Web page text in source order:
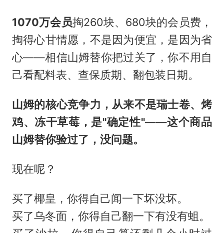
1070万会员掏260块、680块的会员费，
掏得心甘情愿，不是因为便宜，是因为省
心——相信山姆替你把过关了，你不用自
己看配料表、查保质期、翻包装日期。
山姆的核心竞争力，从来不是瑞士卷、烤
鸡、冻干草莓，是"确定性"——这个商品
山姆替你验过了，没问题。
现在呢？
买了椰皇，你得自己闻一下坏没坏。
买了乌冬面，你得自己翻一下有没有蛆。